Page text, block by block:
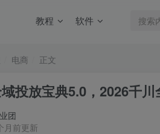
教程 软件
电商 正文
投放宝典5.0，2026千
团
月前更新